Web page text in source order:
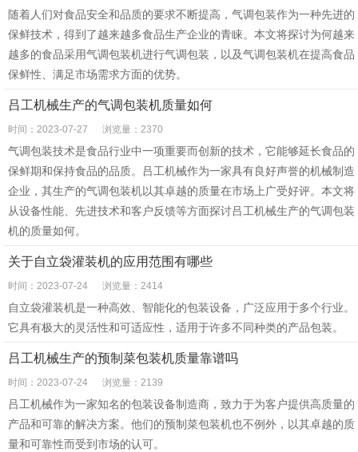
随着人们对食品安全和品质的要求不断提高，气调包装作为一种先进的
保鲜技术，得到了越来越多食品生产企业的青睐。本文将探讨为何越来
越多的食品采用气调包装机进行气调包装，以及气调包装机在提高食品
保鲜性、满足市场需求方面的优势。
吕工机械生产的气调包装机质量如何
时间：2023-07-27 浏览量：2370
气调包装技术是食品行业中一项重要而创新的技术，它能够延长食品的
保鲜期和保持食品的品质。吕工机械作为一家具有良好声誉的机械制造
企业，其生产的气调包装机以其卓越的质量在市场上广受好评。本文将
从设备性能、先进技术和客户反馈等方面探讨吕工机械生产的气调包装
机的质量如何。
关于自立袋灌装机的应用范围有哪些
时间：2023-07-24 浏览量：2414
自立袋灌装机​是一种高效、智能化的包装设备，广泛应用于多个行业。
它具有极大的灵活性和可适应性，适用于许多不同种类的产品包装。
吕工机械生产的预制菜包装机质量靠谱吗
时间：2023-07-24 浏览量：2139
吕工机械作为一家知名的包装设备制造商，致力于为客户提供高质量的
产品和可靠的解决方案。他们的预制菜包装机也不例外，以其卓越的质
量和可靠性而受到市场的认可。